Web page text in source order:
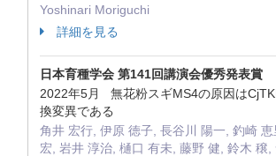
Yoshinari Moriguchi
詳細を見る
日本育種学会 第141回講演会優秀発表賞
2022年5月 無花粉スギMS4の原因は
換変異である
角井 宏行, 伊原 徳子, 長谷川 陽一, 釣崎
宏, 岩井 淳治, 樋口 有未, 藤野 健, 鈴木 穣,